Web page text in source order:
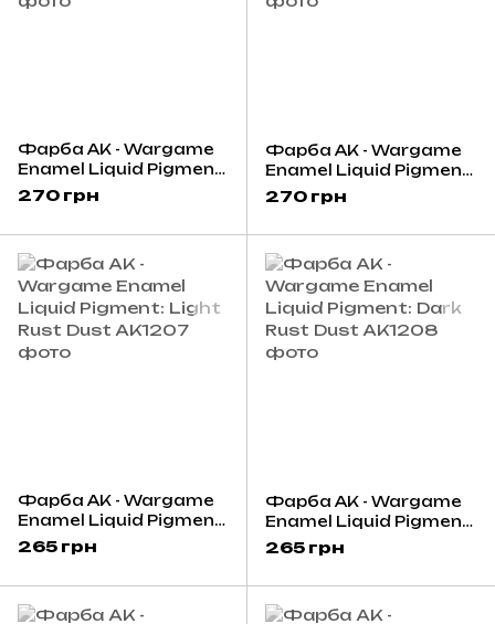
Фарба AK - Wargame
Enamel Liquid Pigment:
Chaos Dirt
270 грн
Фарба AK - Wargame
Enamel Liquid Pigment:
Psychic Blue
270 грн
Фарба AK - Wargame
Enamel Liquid Pigment:
Light Rust Dust
265 грн
Фарба AK - Wargame
Enamel Liquid Pigment:
Dark Rust Dust
265 грн